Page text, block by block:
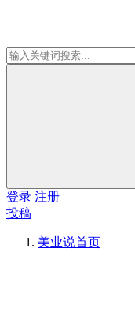
登录 注册
投稿
美业说首页